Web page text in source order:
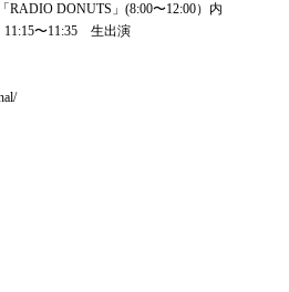
DONUTS」(8:00〜12:00）内
11:15〜11:35 生出演